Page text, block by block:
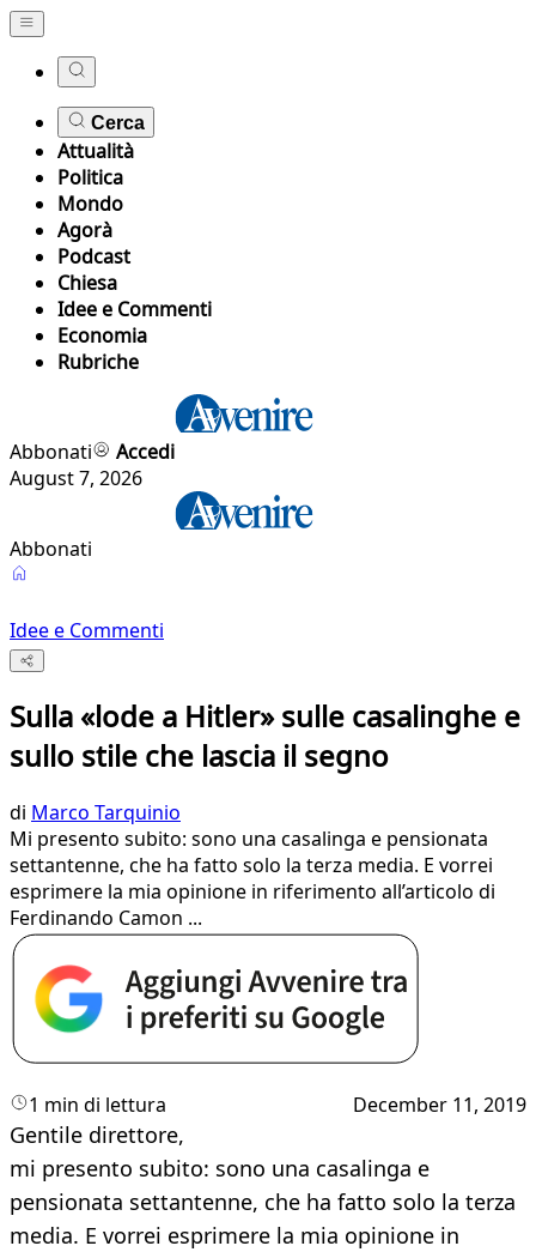
Cerca
Attualità
Politica
Mondo
Agorà
Podcast
Chiesa
Idee e Commenti
Economia
Rubriche
Abbonati
Accedi
August 7, 2026
Abbonati
Idee e Commenti
Sulla «lode a Hitler» sulle casalinghe e
sullo stile che lascia il segno
di Marco Tarquinio
Mi presento subito: sono una casalinga e pensionata
settantenne, che ha fatto solo la terza media. E vorrei
esprimere la mia opinione in riferimento all’articolo di
Ferdinando Camon ...
1 min di lettura December 11, 2019
Gentile direttore,
mi presento subito: sono una casalinga e
pensionata settantenne, che ha fatto solo la terza
media. E vorrei esprimere la mia opinione in